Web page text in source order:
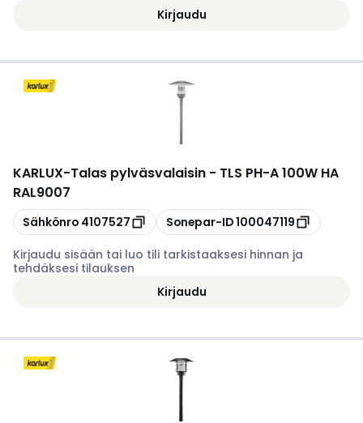
Kirjaudu
KARLUX-Talas pylväsvalaisin - TLS PH-A 100W HA
RAL9007
Kopioi
Sähkönro 4107527 Kopioi
Sonepar-ID100047119
Kirjaudu sisään tai luo tili tarkistaaksesi hinnan ja
tehdäksesi tilauksen
Kirjaudu